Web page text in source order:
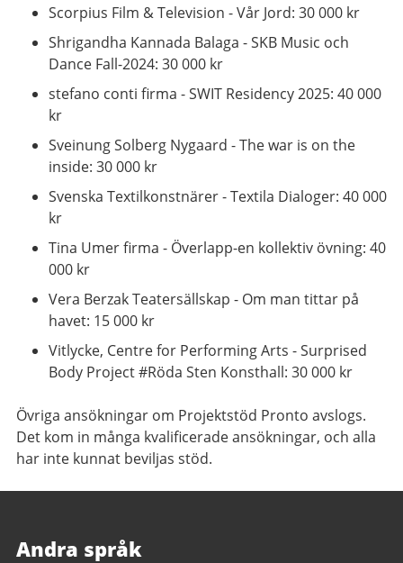
Scorpius Film & Television - Vår Jord: 30 000 kr
Shrigandha Kannada Balaga - SKB Music och
Dance Fall-2024: 30 000 kr
stefano conti firma - SWIT Residency 2025: 40 000
kr
Sveinung Solberg Nygaard - The war is on the
inside: 30 000 kr
Svenska Textilkonstnärer - Textila Dialoger: 40 000
kr
Tina Umer firma - Överlapp-en kollektiv övning: 40
000 kr
Vera Berzak Teatersällskap - Om man tittar på
havet: 15 000 kr
Vitlycke, Centre for Performing Arts - Surprised
Body Project #Röda Sten Konsthall: 30 000 kr
Övriga ansökningar om Projektstöd Pronto avslogs.
Det kom in många kvalificerade ansökningar, och alla
har inte kunnat beviljas stöd.
Andra språk